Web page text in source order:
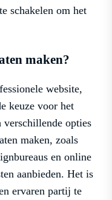
schakelen om het
maken?
website,
keuze voor het
opties
maken, zoals
en online
aanbieden. Het is
ervaren partij te